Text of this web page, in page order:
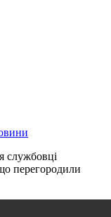
службовці
перегородили